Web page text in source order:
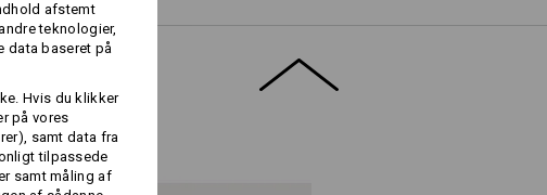
afstemt
teknologier,
data baseret på
Hvis du klikker
på vores
samt data fra
tilpassede
samt måling af